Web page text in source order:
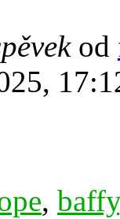
od
, baffy